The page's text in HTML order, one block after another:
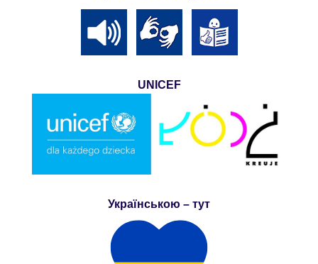
UNICEF
Українською – тут